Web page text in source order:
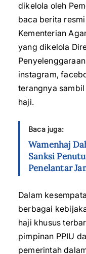
dikelola oleh
baca berita
Kementerian
yang dikelola
instagram,
terangnya
haji.
Baca juga:
Wamenhaj
Sanksi
Penelantar
Dalam
berbagai
haji khusus
pimpinan PPIU
pemerintah